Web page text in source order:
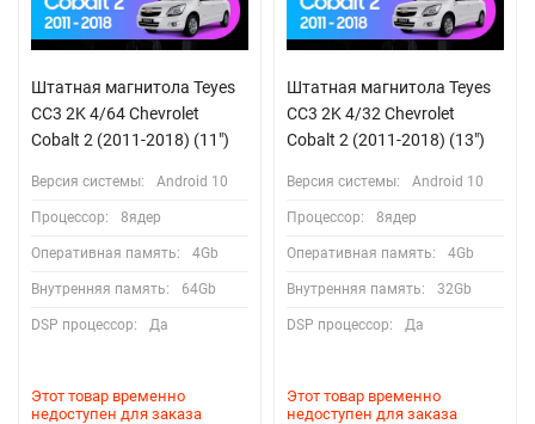
Штатная магнитола Teyes
CC3 2K 4/64 Chevrolet
Cobalt 2 (2011-2018) (11")
Версия системы: Android 10
Процессор: 8ядер
Оперативная память: 4Gb
Внутренняя память: 64Gb
DSP процессор: Да
Этот товар временно
недоступен для заказа
Штатная магнитола Teyes
CC3 2K 4/32 Chevrolet
Cobalt 2 (2011-2018) (13")
Версия системы: Android 10
Процессор: 8ядер
Оперативная память: 4Gb
Внутренняя память: 32Gb
DSP процессор: Да
Этот товар временно
недоступен для заказа